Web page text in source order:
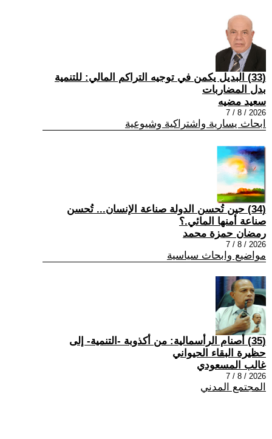
(33) البديل يكمن في توجيه التراكم المالي: للتنمية
بدل المضاربات
سعيد مضيه
2026 / 8 / 7
ابحاث يسارية واشتراكية وشيوعية
(34) حين تُحسن الدولة صناعة الإنسان... تُحسن
صناعة أمنها المائي.؟
رمضان حمزة محمد
2026 / 8 / 7
مواضيع وابحاث سياسية
(35) أصنام الرأسمالية: من أكذوبة -التنمية- إلى
حظيرة البقاء الحيواني
غالب المسعودي
2026 / 8 / 7
المجتمع المدني